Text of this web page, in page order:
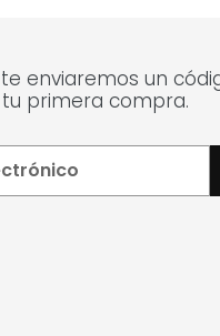
enviaremos un
tu primera compra.